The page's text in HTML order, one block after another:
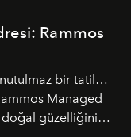
Rammos
bir tatil…
Managed
doğal güzelliğini